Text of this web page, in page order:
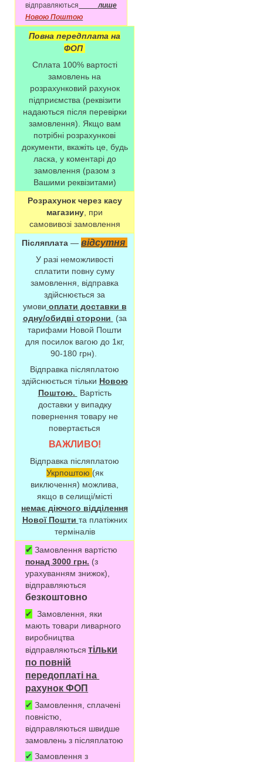
відправляються
лише
Новою Поштою
Повна передплата на
ФОП
Сплата 100% вартості
замовлень на
розрахунковий рахунок
підприємства (реквізити
надаються після перевірки
замовлення). Якщо вам
потрібні розрахункові
документи, вкажіть це, будь
ласка, у коментарі до
замовлення (разом з
Вашими реквізитами)
Розрахунок через касу
магазину , при
самовивозі замовлення
Післяплата — відсутня
У разі неможливості
сплатити повну суму
замовлення, відправка
здійснюється за
умови оплати доставки в
одну/обидві сторони
(за
тарифами Новой Пошти
для посилок вагою до 1кг,
90-180 грн).
Відправка післяплатою
здійснюється тільки Новою
Поштою.
Вартість
доставки у випадку
повернення товару не
повертається
ВАЖЛИВО!
Відправка післяплатою
Укрпоштою (як
виключення) можлива,
якщо в селищі/місті
немає діючого відділення
Нової Пошти та платіжних
терміналів
✔ Замовлення вартістю
понад 3000 грн. (з
урахуванням знижок),
відправляються
безкоштовно
✔
Замовлення, яки
мають товари ливарного
виробництва
відправляються тільки
по повній
передоплаті на
рахунок ФОП
✔ Замовлення, сплачені
повністю,
відправляються швидше
замовлень з післяплатою
✔ Замовлення з